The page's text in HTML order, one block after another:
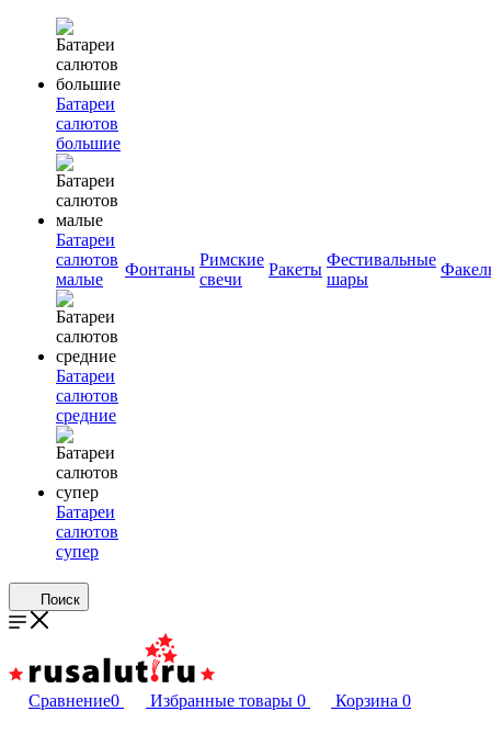
Батареи
салютов
большие
Батареи
салютов
малые
Батареи
салютов
средние
Батареи
салютов
супер
Фонтаны
Римские
свечи
Ракеты
Фестивальные
шары
Поиск
Сравнение0 Избранные товары 0 Корзина 0